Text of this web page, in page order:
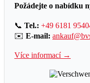
Požádejte o nabídku
📞 Tel.: +49 6181
✉️ E-mail:
Více informací →